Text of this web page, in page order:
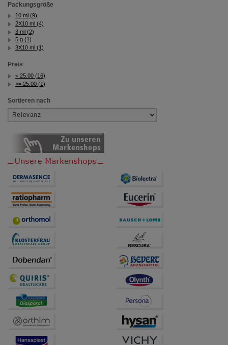
Packungsgröße
10 ml (9)
2X10 ml (4)
3 ml (2)
5 g (1)
3X10 ml (1)
Preis
< 25.00 (16)
>= 25.00 (1)
Sortieren nach